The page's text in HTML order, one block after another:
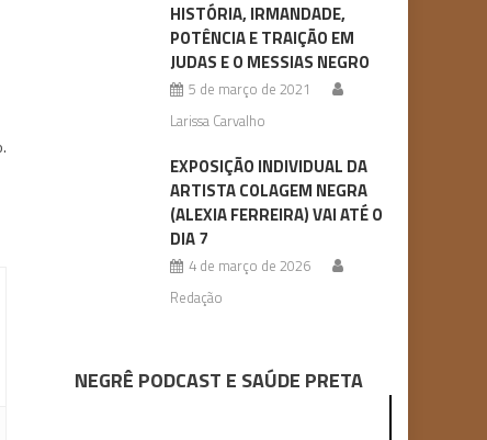
HISTÓRIA, IRMANDADE,
POTÊNCIA E TRAIÇÃO EM
JUDAS E O MESSIAS NEGRO
5 de março de 2021
Larissa Carvalho
EXPOSIÇÃO INDIVIDUAL DA
ARTISTA COLAGEM NEGRA
(ALEXIA FERREIRA) VAI ATÉ O
DIA 7
4 de março de 2026
Redação
NEGRÊ PODCAST E SAÚDE PRETA